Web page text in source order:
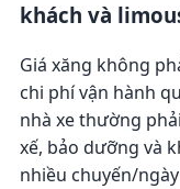
khách và
Giá xăng không
chi phí vận hành
nhà xe thường
xế, bảo dưỡng và
nhiều chuyến/